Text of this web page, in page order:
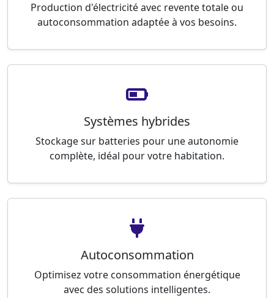
Production d'électricité avec revente totale ou
autoconsommation adaptée à vos besoins.
Systèmes hybrides
Stockage sur batteries pour une autonomie
complète, idéal pour votre habitation.
Autoconsommation
Optimisez votre consommation énergétique
avec des solutions intelligentes.